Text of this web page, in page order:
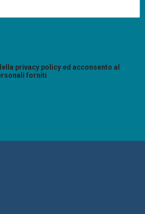
privacy policy ed acconsento al
forniti